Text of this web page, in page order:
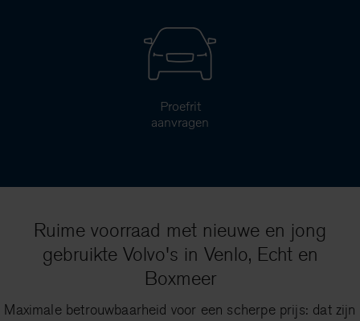
Proefrit
aanvragen
Ruime voorraad met nieuwe en jong
gebruikte Volvo's in Venlo, Echt en
Boxmeer
Maximale betrouwbaarheid voor een scherpe prijs: dat zijn